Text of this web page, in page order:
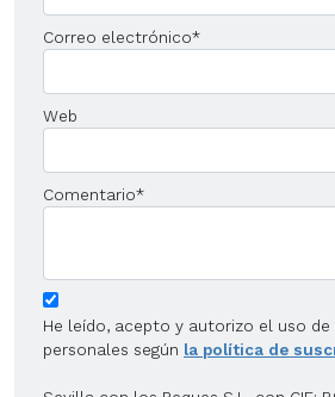
Correo electrónico*
Web
Comentario*
He leído, acepto y autorizo el uso
personales según la política de